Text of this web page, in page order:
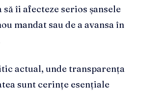
îi afecteze serios șansele
mandat sau de a avansa în
actual, unde transparența
sunt cerințe esențiale